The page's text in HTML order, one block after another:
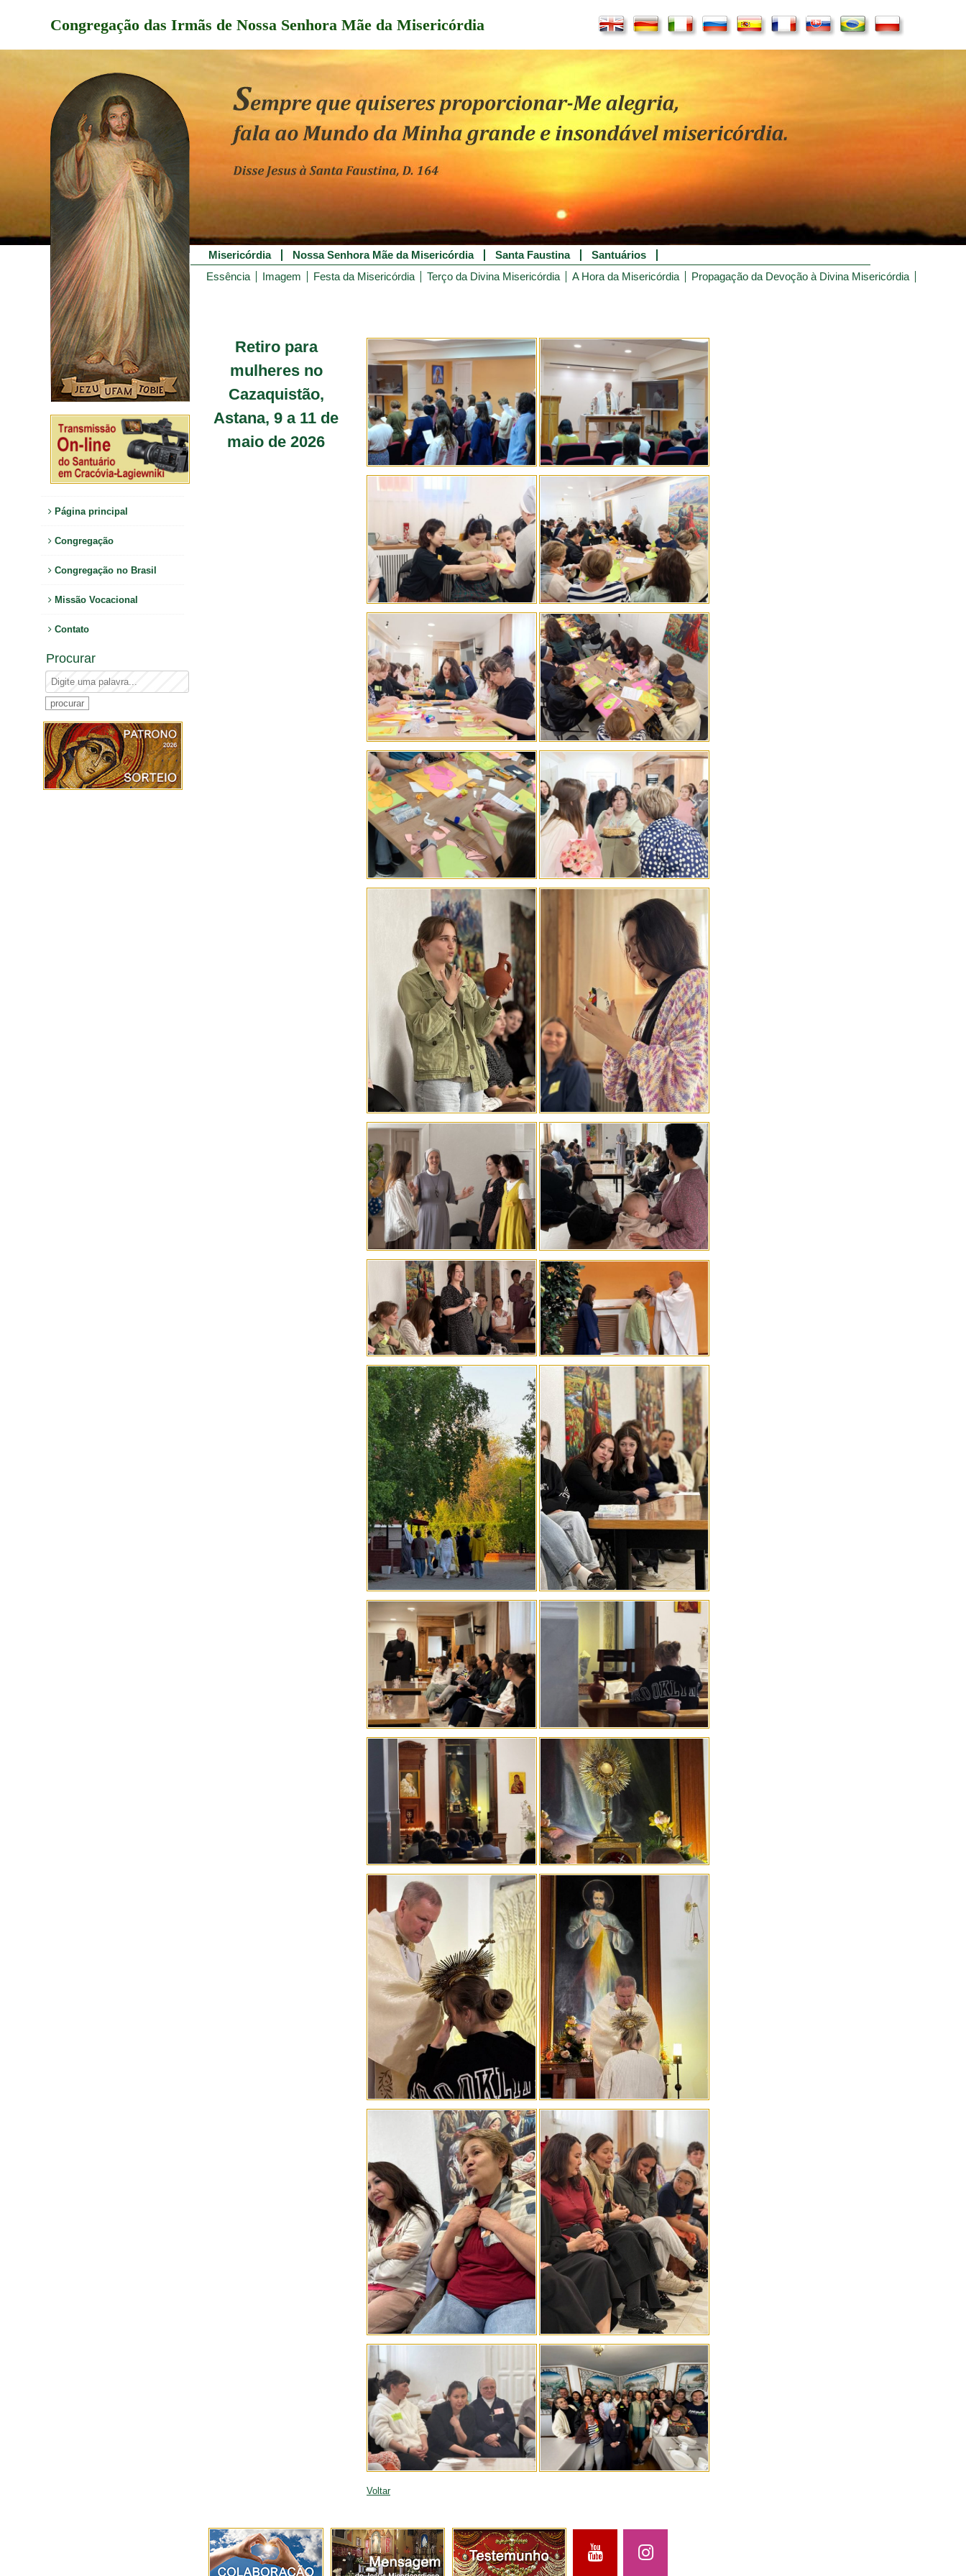
Congregação das Irmãs de Nossa Senhora Mãe da Misericórdia
Página principal
Congregação
Congregação no Brasil
Missão Vocacional
Contato
Procurar
Misericórdia Nossa Senhora Mãe da Misericórdia Santa Faustina
Santuários
Essência
Imagem Festa da Misericórdia Terço da Divina Misericórdia A Hora da Misericórdia Propagação da Devoção à Divina Misericórdia
Retiro para
mulheres no
Cazaquistão,
Astana, 9 a 11 de
maio de 2026
Voltar